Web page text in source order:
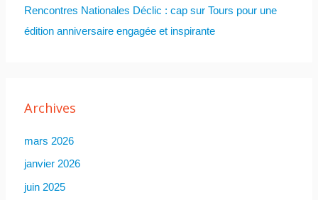
:
Rencontres Nationales Déclic : cap sur Tours pour une
édition anniversaire engagée et inspirante
Archives
mars 2026
janvier 2026
juin 2025